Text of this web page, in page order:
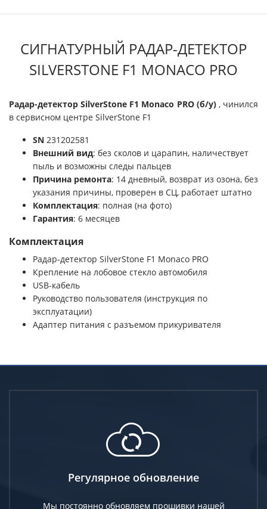
Видео
Вопрос - ответ
Отзывы
Поддержка
СИГНАТУРНЫЙ РАДАР-ДЕТЕКТОР
SILVERSTONE F1 MONACO PRO
Радар-детектор SilverStone F1 Monaco PRO (б/у) , чинился
в сервисном центре SilverStone F1
SN 231202581
Внешний вид: без сколов и царапин, наличествует
пыль и возможны следы пальцев
Причина ремонта: 14 дневный, возврат из озона, без
указания причины, проверен в СЦ, работает штатно
Комплектация: полная (на фото)
Гарантия: 6 месяцев
Комплектация
Радар-детектор SilverStone F1 Monaco PRO
Крепление на лобовое стекло автомобиля
USB-кабель
Руководство пользователя (инструкция по
эксплуатации)
Адаптер питания с разъемом прикуривателя
Регулярное обновление
Мы постоянно обновляем прошивки нашей